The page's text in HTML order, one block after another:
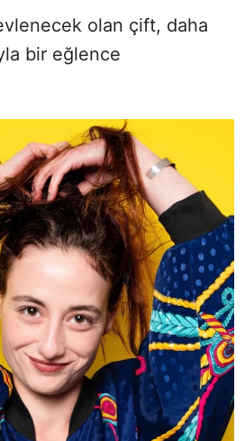
olan çift, daha
bir eğlence